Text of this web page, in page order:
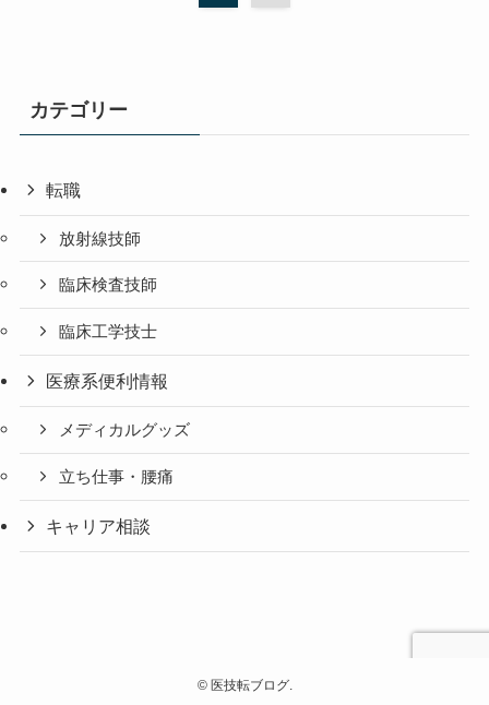
カテゴリー
転職
放射線技師
臨床検査技師
臨床工学技士
医療系便利情報
メディカルグッズ
立ち仕事・腰痛
キャリア相談
©医技転ブログ.